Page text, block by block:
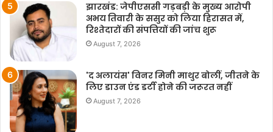
झारखंड: जेपीएससी गड़बड़ी के मुख्य आरोपी
अभय तिवारी के ससुर को लिया हिरासत में,
रिश्तेदारों की संपत्तियों की जांच शुरू
August 7, 2026
'द अलायंस' विनर मिनी माथुर बोलीं, जीतने के
लिए डाउन एंड डर्टी होने की जरूरत नहीं
August 7, 2026